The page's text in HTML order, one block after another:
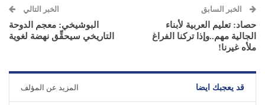
الخبر السابق
حصاد: تعليم العربية لأبناء
الجالية مهم..وإذا تركنا الفراغ
ملأه غيرنا!
الخبر التالي
البوشيخي: معجم الدوحة
التاريخي سيحقِّق نهضة لغوية
قد يعجبك ايضا المزيد عن المؤلف